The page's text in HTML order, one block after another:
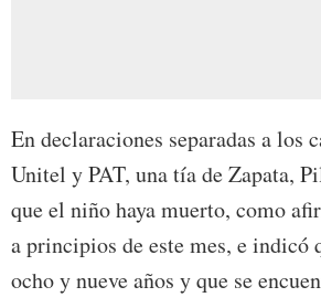
En declaraciones separadas a los
Unitel y PAT, una tía de Zapata,
que el niño haya muerto, como
a principios de este mes, e indicó
ocho y nueve años y que se